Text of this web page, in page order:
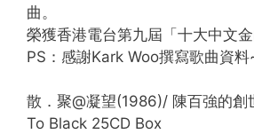
曲。
榮獲香港電台第九屆「十大中文金
PS：感謝Kark Woo撰寫歌曲資料
散．聚@凝望(1986)/ 陳百強的
To Black 25CD Box